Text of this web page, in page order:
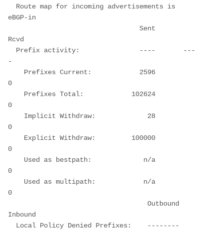
Route map for incoming advertisements is
eBGP-in
Sent
Rcvd
Prefix activity:               ----       ---
-
Prefixes Current:            2596
0
Prefixes Total:            102624
0
Implicit Withdraw:             28
0
Explicit Withdraw:         100000
0
Used as bestpath:             n/a
0
Used as multipath:            n/a
0
Outbound
Inbound
Local Policy Denied Prefixes:    --------